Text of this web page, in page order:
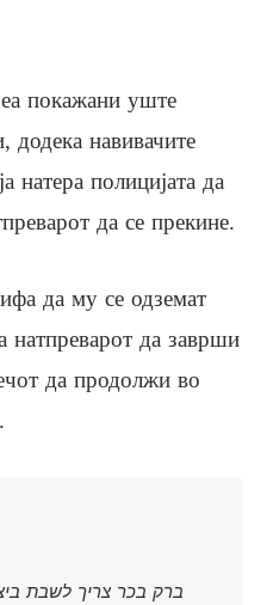
покажани уште
додека навивачите
натера полицијата да
да се прекине.
да му се одземат
натпреварот да заврши
да продолжи во
ברק בכר צריך לשבת